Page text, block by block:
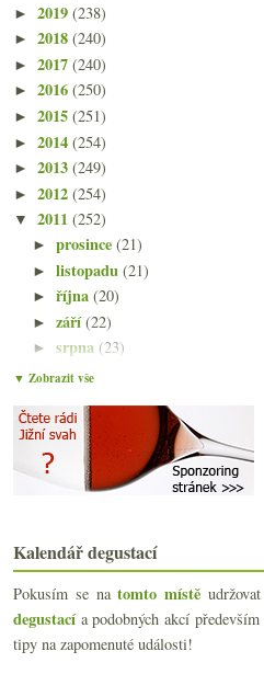
► 2019 (238)
► 2018 (240)
► 2017 (240)
► 2016 (250)
► 2015 (251)
► 2014 (254)
► 2013 (249)
► 2012 (254)
▼ 2011 (252)
►prosince(21)
►listopadu(21)
►října(20)
►září(22)
►srpna (23)
►července
►května
▼ dubna (20)
Když víno z Wachau, tak…
Jižní svah na Kindle,
15x bílé i červené do 150,- Kč
Bubláme s bohémkou &
Klasický ročník, názory na
French Wine Show 2011
Výsledky ankety „Jak dlouho
▼ Zobrazit vše
Kalendář degustací
Pokusím se natomto místě
degustacía podobných akcí
tipy na zapomenuté události!